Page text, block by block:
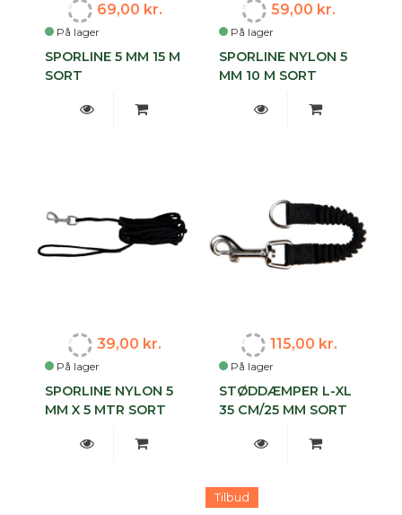
På lager
69,00 kr.
SPORLINE 5 MM 15 M
SORT
På lager
59,00 kr.
SPORLINE NYLON 5
MM 10 M SORT
På lager
39,00 kr.
SPORLINE NYLON 5
MM X 5 MTR SORT
På lager
115,00 kr.
STØDDÆMPER L-XL
35 CM/25 MM SORT
Tilbud